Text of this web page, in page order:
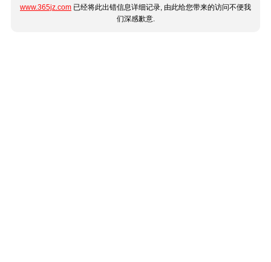
www.365jz.com 已经将此出错信息详细记录, 由此给您带来的访问不便我
们深感歉意.